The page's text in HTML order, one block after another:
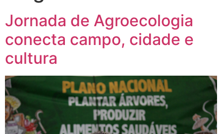
Jornada de Agroecologia
conecta campo, cidade e
cultura